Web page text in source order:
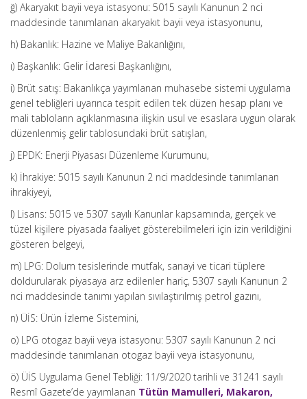
ğ) Akaryakıt bayii veya istasyonu: 5015 sayılı Kanunun 2 nci
maddesinde tanımlanan akaryakıt bayii veya istasyonunu,
h) Bakanlık: Hazine ve Maliye Bakanlığını,
ı) Başkanlık: Gelir İdaresi Başkanlığını,
i) Brüt satış: Bakanlıkça yayımlanan muhasebe sistemi uygulama
genel tebliğleri uyarınca tespit edilen tek düzen hesap planı ve
mali tabloların açıklanmasına ilişkin usul ve esaslara uygun olarak
düzenlenmiş gelir tablosundaki brüt satışları,
j) EPDK: Enerji Piyasası Düzenleme Kurumunu,
k) İhrakiye: 5015 sayılı Kanunun 2 nci maddesinde tanımlanan
ihrakiyeyi,
l) Lisans: 5015 ve 5307 sayılı Kanunlar kapsamında, gerçek ve
tüzel kişilere piyasada faaliyet gösterebilmeleri için izin verildiğini
gösteren belgeyi,
m) LPG: Dolum tesislerinde mutfak, sanayi ve ticari tüplere
doldurularak piyasaya arz edilenler hariç, 5307 sayılı Kanunun 2
nci maddesinde tanımı yapılan sıvılaştırılmış petrol gazını,
n) ÜİS: Ürün İzleme Sistemini,
o) LPG otogaz bayii veya istasyonu: 5307 sayılı Kanunun 2 nci
maddesinde tanımlanan otogaz bayii veya istasyonunu,
ö) ÜİS Uygulama Genel Tebliği: 11/9/2020 tarihli ve 31241 sayılı
Resmî Gazete’de yayımlanan Tütün Mamulleri, Makaron,